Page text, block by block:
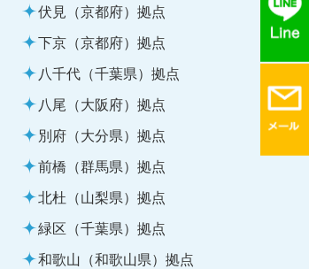
伏見（京都府）拠点
下京（京都府）拠点
八千代（千葉県）拠点
八尾（大阪府）拠点
別府（大分県）拠点
前橋（群馬県）拠点
北杜（山梨県）拠点
緑区（千葉県）拠点
和歌山（和歌山県）拠点